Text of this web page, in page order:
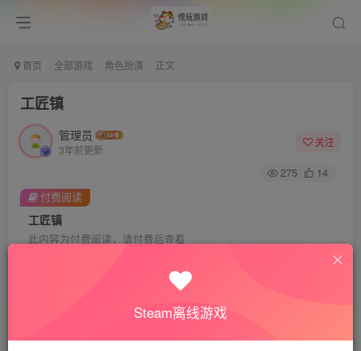
首页 全部游戏 角色扮演 正文
工匠镇
管理员
3年前更新
关注
275 14
工匠镇
此内容为付费阅读，请付费后查看
悦玩币 8
免费
付费阅读
Steam离线游戏